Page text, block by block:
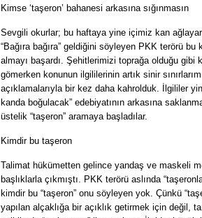
Kimse ‘taşeron’ bahanesi arkasına sığınmasın
Sevgili okurlar; bu haftaya yine içimiz kan
“Bağıra bağıra” geldiğini söyleyen PKK terörü bu
almayı başardı. Şehitlerimizi toprağa olduğu gibi
gömerken konunun ilgililerinin artık sinir
açıklamalarıyla bir kez daha kahrolduk. İlgililer
kanda boğulacak” edebiyatının arkasına
üstelik “taşeron” aramaya başladılar.
Kimdir bu taşeron
Talimat hükümetten gelince yandaş ve maskeli
başlıklarla çıkmıştı. PKK terörü aslında
kimdir bu “taşeron” onu söyleyen yok. Çünkü
yapılan alçaklığa bir açıklık getirmek için değil,